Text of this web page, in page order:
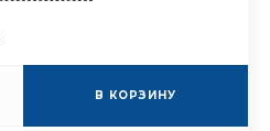
В КОРЗИНУ